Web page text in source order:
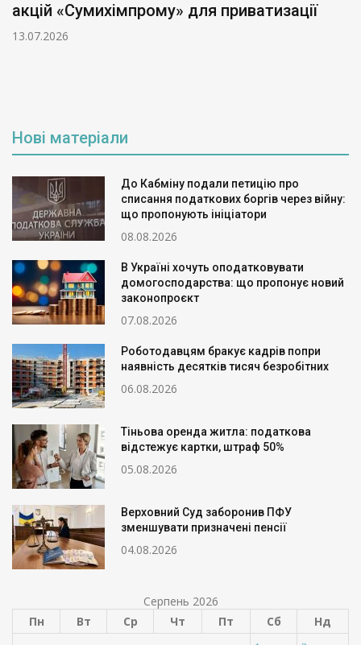
акцій «Сумихімпрому» для приватизації
13.07.2026
Нові матеріали
До Кабміну подали петицію про
списання податкових боргів через війну:
що пропонують ініціатори
08.08.2026
В Україні хочуть оподатковувати
домогосподарства: що пропонує новий
законопроєкт
07.08.2026
Роботодавцям бракує кадрів попри
наявність десятків тисяч безробітних
06.08.2026
Тіньова оренда житла: податкова
відстежує картки, штраф 50%
05.08.2026
Верховний Суд заборонив ПФУ
зменшувати призначені пенсії
04.08.2026
Серпень 2026
Пн
Вт Ср Чт Пт Сб Нд